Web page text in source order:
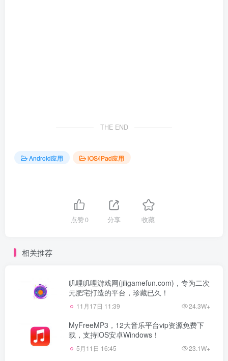
THE END
Android应用 iOS/iPad应用
点赞0 分享 收藏
相关推荐
叽哩叽哩游戏网(jiligamefun.com)，专为二次
元肥宅打造的平台，珍藏已久！
11月17日 11:39 24.3W+
MyFreeMP3，12大音乐平台vip资源免费下
载，支持iOS安卓Windows！
5月11日 16:45 23.1W+